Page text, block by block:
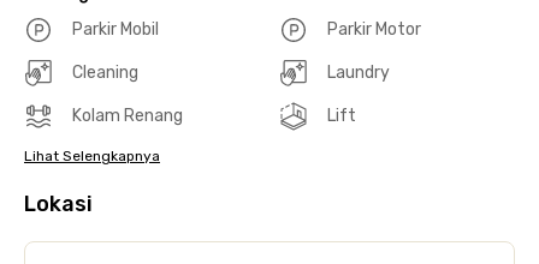
Parkir Mobil
Parkir Motor
Cleaning Laundry
Kolam Renang Lift
Lihat Selengkapnya
Lokasi